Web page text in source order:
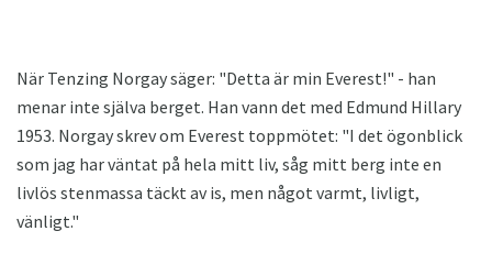
När Tenzing Norgay säger: "Detta är min Everest!" - han
menar inte själva berget. Han vann det med Edmund Hillary
1953. Norgay skrev om Everest toppmötet: "I det ögonblick
som jag har väntat på hela mitt liv, såg mitt berg inte en
livlös stenmassa täckt av is, men något varmt, livligt,
vänligt."